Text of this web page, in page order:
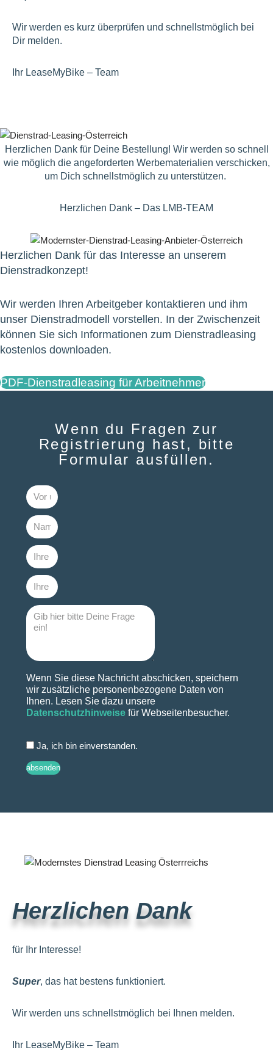
Wir werden es kurz überprüfen und schnellstmöglich bei
Dir melden.
Ihr LeaseMyBike – Team
Herzlichen Dank für Deine Bestellung! Wir werden so schnell
wie möglich die angeforderten Werbematerialien verschicken,
um Dich schnellstmöglich zu unterstützen.
Herzlichen Dank – Das LMB-TEAM
Herzlichen Dank für das Interesse an unserem
Dienstradkonzept!
Wir werden Ihren Arbeitgeber kontaktieren und ihm
unser Dienstradmodell vorstellen. In der Zwischenzeit
können Sie sich Informationen zum Dienstradleasing
kostenlos downloaden.
PDF-Dienstradleasing für Arbeitnehmer
Wenn du Fragen zur
Registrierung hast, bitte
Formular ausfüllen.​
Wenn Sie diese Nachricht abschicken, speichern
wir zusätzliche personenbezogene Daten von
Ihnen. Lesen Sie dazu unsere
Datenschutzhinweise für Webseitenbesucher.
Ja, ich bin einverstanden.
absenden
Herzlichen Dank
für Ihr Interesse!
Super, das hat bestens funktioniert.
Wir werden uns schnellstmöglich bei Ihnen melden.
Ihr LeaseMyBike – Team